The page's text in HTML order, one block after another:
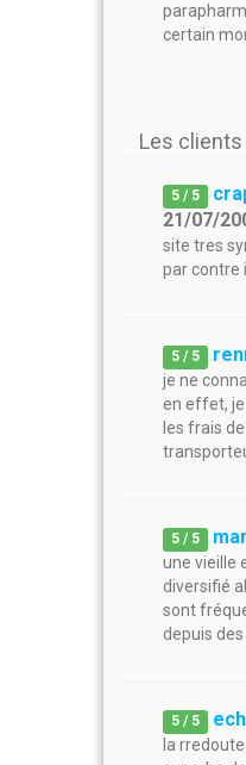
certain
Les
5 / 5
21/07/
site tres
par contre
5 / 5
je ne
en effet, je
les frais
5 / 5
une vieille
diversifié
sont
depuis
5 / 5
la